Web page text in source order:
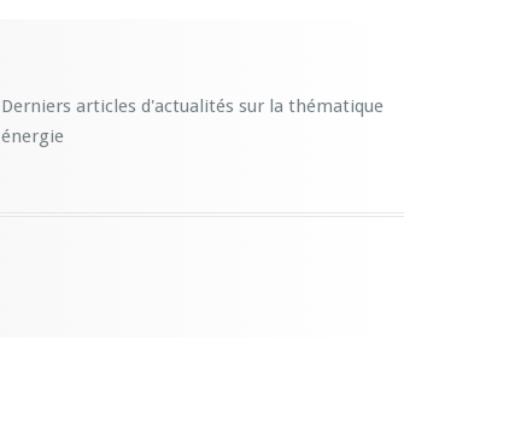
Derniers articles d'actualités sur la thématique
énergie